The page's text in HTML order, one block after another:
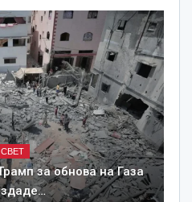
СВЕТ
за обнова на Газа